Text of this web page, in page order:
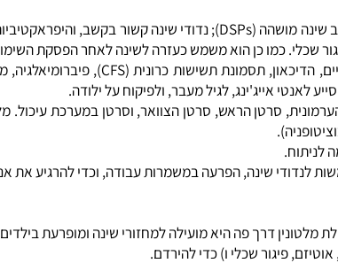
שלנו לשחרר מלטונין וזה אומר לגופינו לישון, לכן
לג, התאמה למחזורי שינה והערות באנשים שמדי
כמו כן הוא משמש כעזרה לשינה לאחר הפסקת השימוש
סרטן הראש, סרטן הצוואר, וסרטן במערכת עיכול.
שינה, הפרעה במשמרות עבודה, וכדי להרגיע את